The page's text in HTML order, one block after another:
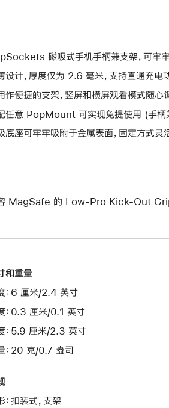
磁吸式手机手柄兼支架，可牢
设计，厚度仅为 2.6 毫米，支持直通充电
作便捷的支架，竖屏和横屏观看模式随心调
任意 PopMount 可实现免提使用 (手
底座可牢牢吸附于金属表面，固定方式灵
MagSafe 的 Low-Pro Kick-Out
和重量
：6 厘米/2.4 英寸
：0.3 厘米/0.1 英寸
：5.9 厘米/2.3 英寸
：20 克/0.7 盎司
：扣装式，支架